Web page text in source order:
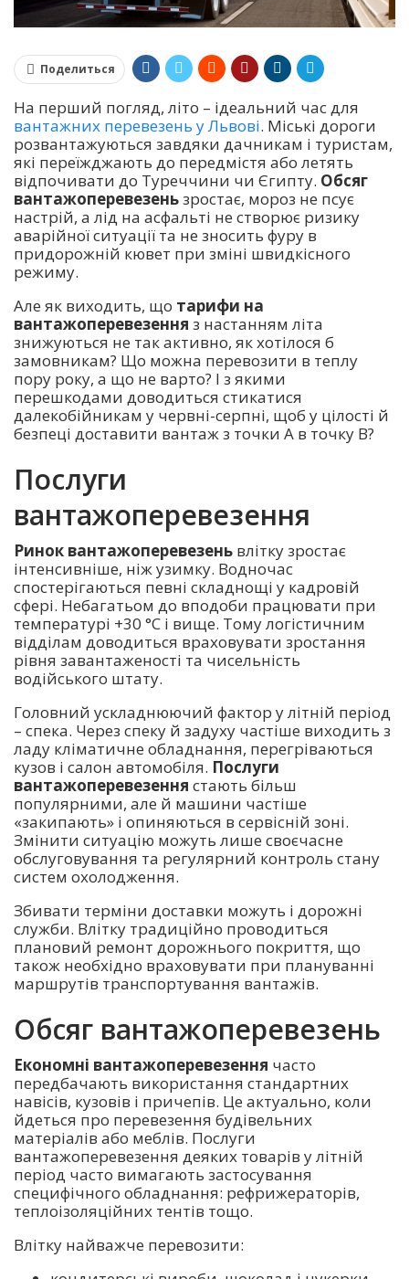
Поделиться
На перший погляд, літо – ідеальний час для
вантажних перевезень у Львові. Міські дороги
розвантажуються завдяки дачникам і туристам,
які переїжджають до передмістя або летять
відпочивати до Туреччини чи Єгипту. Обсяг
вантажоперевезеньзростає, мороз не псує
настрій, а лід на асфальті не створює ризику
аварійної ситуації та не зносить фуру в
придорожній кювет при зміні швидкісного
режиму.
Але як виходить, що тарифи на
вантажоперевезення з настанням літа
знижуються не так активно, як хотілося б
замовникам? Що можна перевозити в теплу
пору року, а що не варто? І з якими
перешкодами доводиться стикатися
далекобійникам у червні-серпні, щоб у цілості й
безпеці доставити вантаж з точки A в точку B?
Послуги
вантажоперевезення
Ринок вантажоперевезень влітку зростає
інтенсивніше, ніж узимку. Водночас
спостерігаються певні складнощі у кадровій
сфері. Небагатьом до вподоби працювати при
температурі +30 °C і вище. Тому логістичним
відділам доводиться враховувати зростання
рівня завантаженості та чисельність
водійського штату.
Головний ускладнюючий фактор у літній період
– спека. Через спеку й задуху частіше виходить з
ладу кліматичне обладнання, перегріваються
кузов і салон автомобіля. Послуги
вантажоперевезення стають більш
популярними, але й машини частіше
«закипають» і опиняються в сервісній зоні.
Змінити ситуацію можуть лише своєчасне
обслуговування та регулярний контроль стану
систем охолодження.
Збивати терміни доставки можуть і дорожні
служби. Влітку традиційно проводиться
плановий ремонт дорожнього покриття, що
також необхідно враховувати при плануванні
маршрутів транспортування вантажів.
Обсяг вантажоперевезень
Економні вантажоперевезення часто
передбачають використання стандартних
навісів, кузовів і причепів. Це актуально, коли
йдеться про перевезення будівельних
матеріалів або меблів. Послуги
вантажоперевезення деяких товарів у літній
період часто вимагають застосування
специфічного обладнання: рефрижераторів,
теплоізоляційних тентів тощо.
Влітку найважче перевозити: